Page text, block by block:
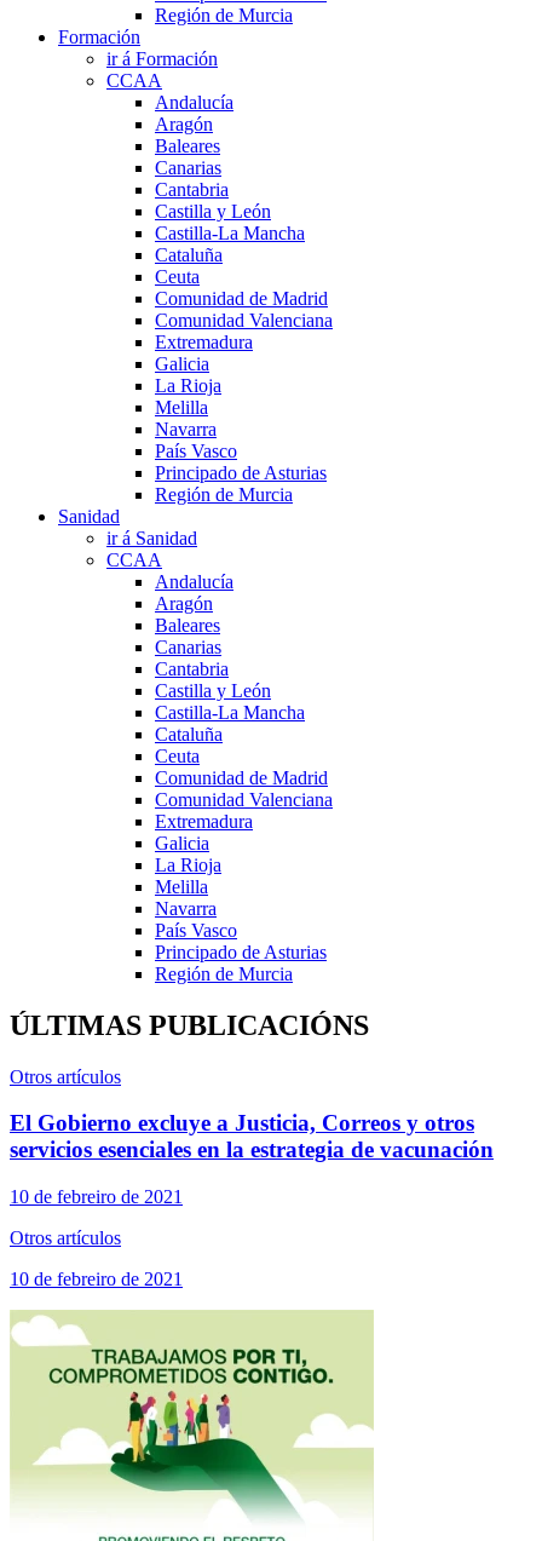
Región de Murcia
Formación
ir á Formación
CCAA
Andalucía
Aragón
Baleares
Canarias
Cantabria
Castilla y León
Castilla-La Mancha
Cataluña
Ceuta
Comunidad de Madrid
Comunidad Valenciana
Extremadura
Galicia
La Rioja
Melilla
Navarra
País Vasco
Principado de Asturias
Región de Murcia
Sanidad
ir á Sanidad
CCAA
Andalucía
Aragón
Baleares
Canarias
Cantabria
Castilla y León
Castilla-La Mancha
Cataluña
Ceuta
Comunidad de Madrid
Comunidad Valenciana
Extremadura
Galicia
La Rioja
Melilla
Navarra
País Vasco
Principado de Asturias
Región de Murcia
ÚLTIMAS PUBLICACIÓNS
Otros artículos
El Gobierno excluye a Justicia, Correos y otros
servicios esenciales en la estrategia de vacunación
10 de febreiro de 2021
Otros artículos
10 de febreiro de 2021